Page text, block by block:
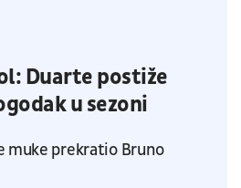
Duarte postiže
u sezoni
muke prekratio Bruno